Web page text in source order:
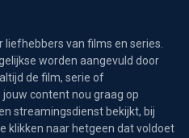
van films en series.
worden aangevuld door
de film, serie of
content nou graag op
streamingsdienst bekijkt, bij
klikken naar hetgeen dat voldoet